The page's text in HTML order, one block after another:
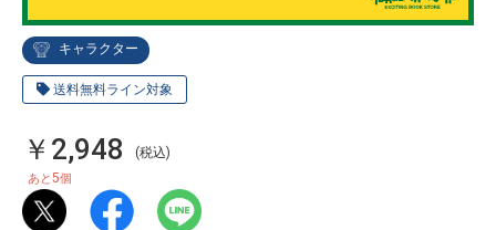
キャラクター
送料無料ライン対象
￥2,948 (税込)
あと5個